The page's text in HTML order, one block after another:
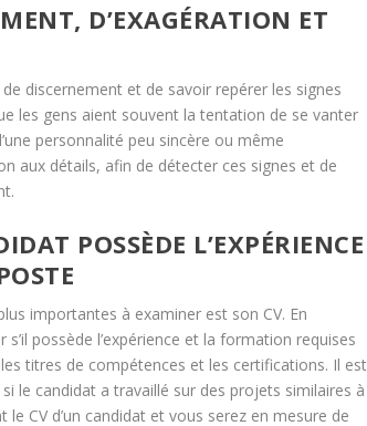
D’EXAGÉRATION ET
discernement et de savoir repérer les signes
les gens aient souvent la tentation de se vanter
personnalité peu sincère ou même
aux détails, afin de détecter ces signes et de
POSSÈDE L’EXPÉRIENCE
importantes à examiner est son CV. En
possède l’expérience et la formation requises
titres de compétences et les certifications. Il est
le candidat a travaillé sur des projets similaires à
CV d’un candidat et vous serez en mesure de